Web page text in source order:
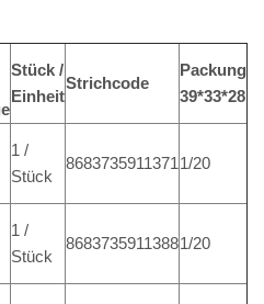
Stück /
Einheit
Strichcode
Packung
39*33*28
1 /
Stück
8683735911371 1/20
1 /
Stück
86837359113881/20